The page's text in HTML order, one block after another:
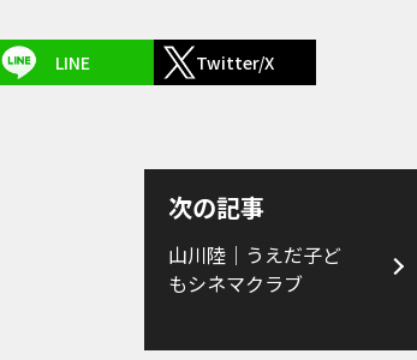
LINE Twitter/X
次の記事
山川陸｜うえだ子ど
もシネマクラブ